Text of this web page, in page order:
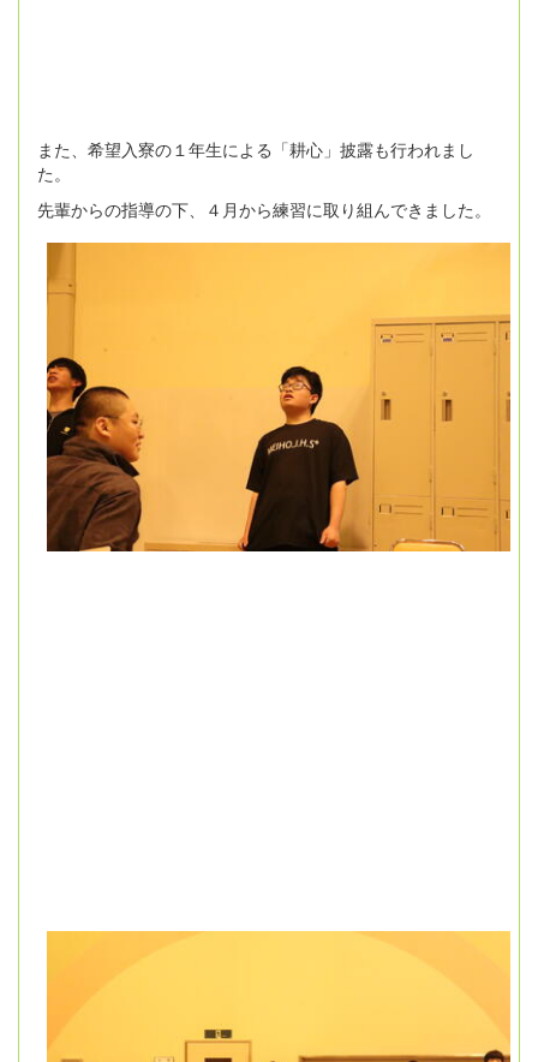
また、希望入寮の１年生による「耕心」披露も行われまし
た。
先輩からの指導の下、４月から練習に取り組んできました。